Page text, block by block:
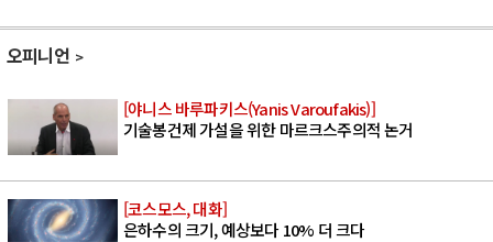
오피니언
[야니스 바루파키스(Yanis Varoufakis)]
기술봉건제 가설을 위한 마르크스주의적 논거
[코스모스, 대화]
은하수의 크기, 예상보다 10% 더 크다